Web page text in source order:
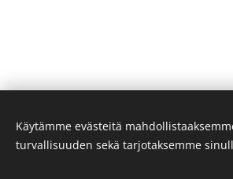
Käytämme evästeitä
turvallisuuden sekä tarjotaksemme